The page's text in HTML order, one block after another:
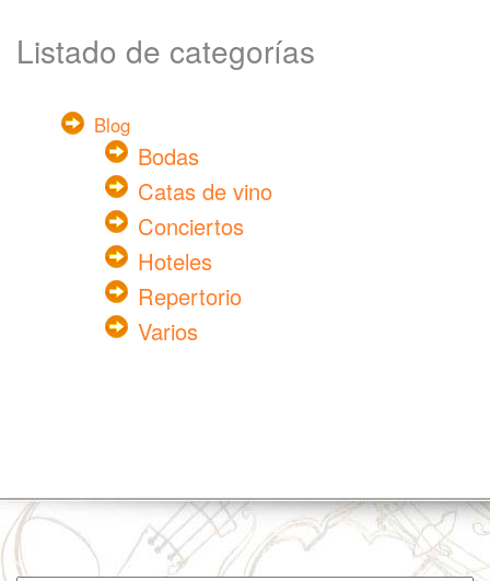
Listado de categorías
Blog
Bodas
Catas de vino
Conciertos
Hoteles
Repertorio
Varios